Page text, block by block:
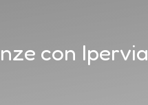
con